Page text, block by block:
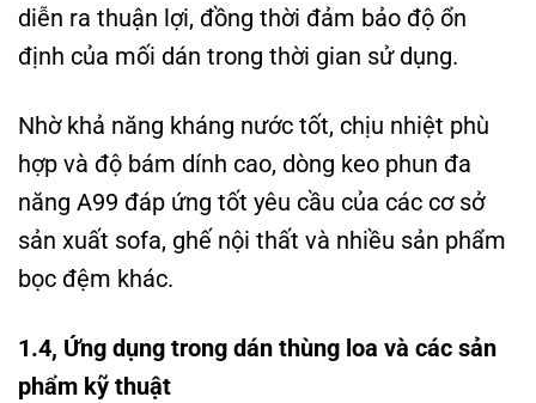
diễn ra thuận lợi, đồng thời đảm bảo độ ổn
định của mối dán trong thời gian sử dụng.
Nhờ khả năng kháng nước tốt, chịu nhiệt phù
hợp và độ bám dính cao, dòng keo phun đa
năng A99 đáp ứng tốt yêu cầu của các cơ sở
sản xuất sofa, ghế nội thất và nhiều sản phẩm
bọc đệm khác.
1.4, Ứng dụng trong dán thùng loa và các sản
phẩm kỹ thuật